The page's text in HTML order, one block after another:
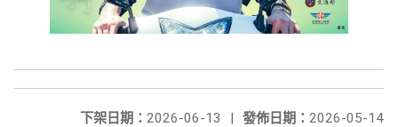
發佈日期： 2026-05-14
下架日期： 2026-06-13
|